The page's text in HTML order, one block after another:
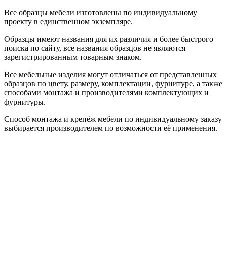
Все образцы мебели изготовлены по индивидуальному
проекту в единственном экземпляре.
Образцы имеют названия для их различия и более быстрого
поиска по сайту, все названия образцов не являются
зарегистрированным товарным знаком.
Все мебельные изделия могут отличаться от представленных
образцов по цвету, размеру, комплектации, фурнитуре, а также
способами монтажа и производителями комплектующих и
фурнитуры.
Способ монтажа и крепёж мебели по индивидуальному заказу
выбирается производителем по возможности её применения.